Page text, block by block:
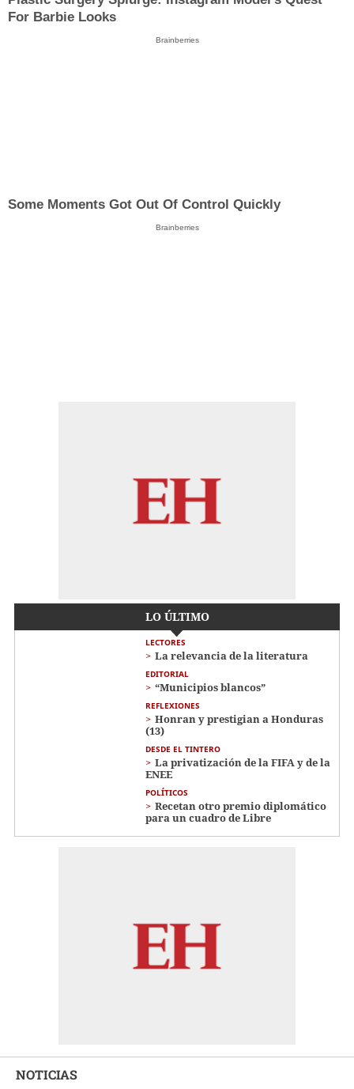
For Barbie Looks
Brainberries
Some Moments Got Out Of Control Quickly
Brainberries
LO ÚLTIMO
LECTORES
La relevancia de la literatura
EDITORIAL
“Municipios blancos”
REFLEXIONES
Honran y prestigian a Honduras
(13)
DESDE EL TINTERO
La privatización de la FIFA y de la
ENEE
POLÍTICOS
Recetan otro premio diplomático
para un cuadro de Libre
NOTICIAS